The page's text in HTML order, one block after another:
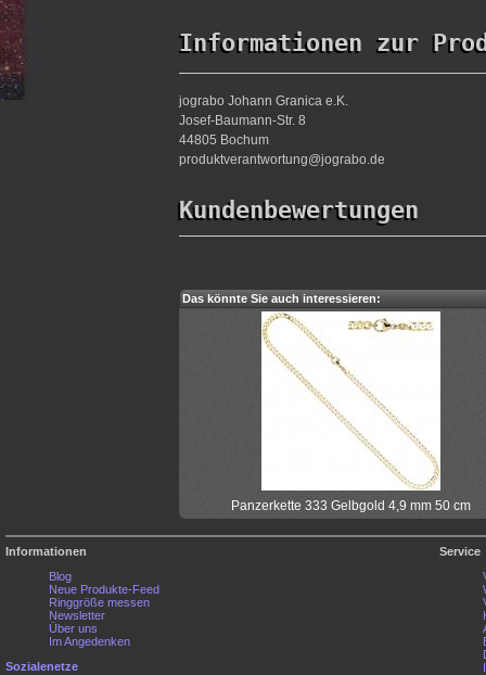
Informationen zur
jograbo Johann Granica e.K.
Josef-Baumann-Str. 8
44805 Bochum
produktverantwortung@jograbo.de
Kundenbewertungen
Das könnte Sie auch interessieren:
Panzerkette 333 Gelbgold 4,9 mm 50 cm
Informationen
Blog
Neue Produkte-Feed
Ringgröße messen
Newsletter
Über uns
Im Angedenken
Sozialenetze
Service